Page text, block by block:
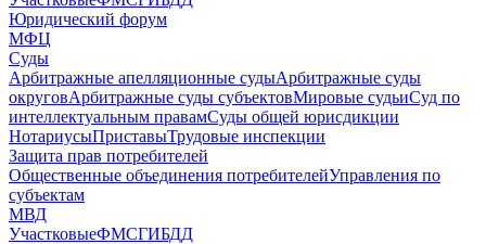
Юридический форум
МФЦ
Суды
Арбитражные апелляционные судыАрбитражные суды
округовАрбитражные суды субъектовМировые судьиСуд по
интеллектуальным правамСуды общей юрисдикции
НотариусыПриставыТрудовые инспекции
Защита прав потребителей
Общественные объединения потребителейУправления по
субъектам
МВД
УчастковыеФМСГИБДД